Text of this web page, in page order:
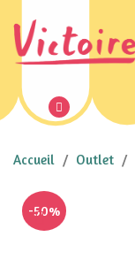
Accueil Outlet
-50%